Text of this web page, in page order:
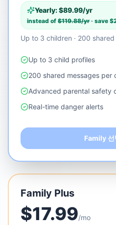
Yearly: $89.99/yr
instead of $119.88/yr · save $
Up to 3 children · 200
Up to 3 child profiles
200 shared messages per
Advanced parental safety
Real-time danger alerts
Family 선
Family Plus
$17.99/mo